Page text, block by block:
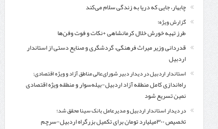
چابهار، جایی که دریا به زندگی سلام می‌کند
گزارش ویژه؛
طرز تهیه خورش خلال کرمانشاهی +نکات و فوت وفن‌ها
قدردانی وزیر میراث فرهنگی، گردشگری و صنایع دستی از استاندار
اردبیل
استاندار اردبیل در دیدار دبیر شورای‌عالی مناطق آزاد و ویژه اقتصادی:
راه‌اندازی کامل منطقه آزاد اردبیل-بیله‌سوار و منطقه ویژه اقتصادی
نمین تسریع شود
در دیدار استاندار اردبیل و مدیرعامل بانک سینا محقق شد؛
تخصیص ۳۰۰میلیارد تومان برای تکمیل بزرگراه اردبیل-سرچم